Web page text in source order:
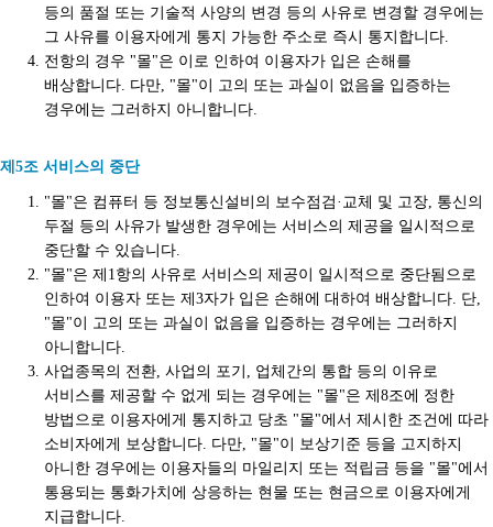
등의 품절 또는 기술적 사양의 변경 등의 사유로 변경할 경우에는
그 사유를 이용자에게 통지 가능한 주소로 즉시 통지합니다.
전항의 경우 "몰"은 이로 인하여 이용자가 입은 손해를
배상합니다. 다만, "몰"이 고의 또는 과실이 없음을 입증하는
경우에는 그러하지 아니합니다.
제5조 서비스의 중단
"몰"은 컴퓨터 등 정보통신설비의 보수점검·교체 및 고장, 통신의
두절 등의 사유가 발생한 경우에는 서비스의 제공을 일시적으로
중단할 수 있습니다.
"몰"은 제1항의 사유로 서비스의 제공이 일시적으로 중단됨으로
인하여 이용자 또는 제3자가 입은 손해에 대하여 배상합니다. 단,
"몰"이 고의 또는 과실이 없음을 입증하는 경우에는 그러하지
아니합니다.
사업종목의 전환, 사업의 포기, 업체간의 통합 등의 이유로
서비스를 제공할 수 없게 되는 경우에는 "몰"은 제8조에 정한
방법으로 이용자에게 통지하고 당초 "몰"에서 제시한 조건에 따라
소비자에게 보상합니다. 다만, "몰"이 보상기준 등을 고지하지
아니한 경우에는 이용자들의 마일리지 또는 적립금 등을 "몰"에서
통용되는 통화가치에 상응하는 현물 또는 현금으로 이용자에게
지급합니다.